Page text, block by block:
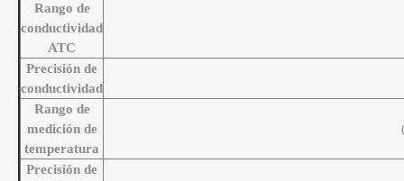
Rango de
conductividad
ATC
Precisión de
conductividad
Rango de
medición de
temperatura
Precisión de